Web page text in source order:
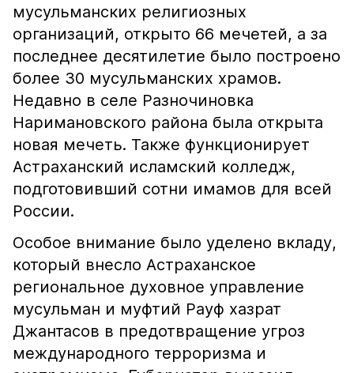
мусульманских религиозных
организаций, открыто 66 мечетей, а за
последнее десятилетие было построено
более 30 мусульманских храмов.
Недавно в селе Разночиновка
Наримановского района была открыта
новая мечеть. Также функционирует
Астраханский исламский колледж,
подготовивший сотни имамов для всей
России.
Особое внимание было уделено вкладу,
который внесло Астраханское
региональное духовное управление
мусульман и муфтий Рауф хазрат
Джантасов в предотвращение угроз
международного терроризма и